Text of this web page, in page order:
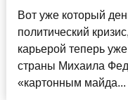
Вот уже который
политический
карьерой теперь
страны Михаила
«картонным майда...